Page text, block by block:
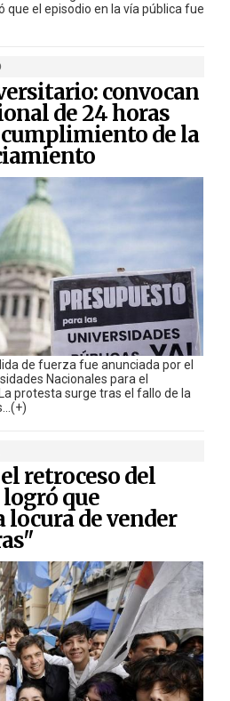
que el episodio en la vía pública fue
convocan
de 24 horas
de la
de fuerza fue anunciada por el
Nacionales para el
protesta surge tras el fallo de la
retroceso del
logró que
locura de vender